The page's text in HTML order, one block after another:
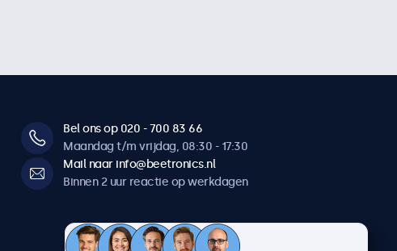
Bel ons op 020 - 700 83 66
Maandag t/m vrijdag, 08:30 - 17:30
Mail naar info@beetronics.nl
Binnen 2 uur reactie op werkdagen